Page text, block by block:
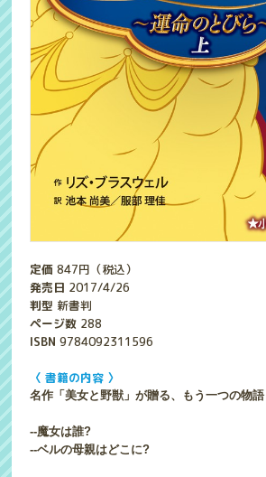
定価847円（税込）
発売日 2017/4/26
判型 新書判
ページ数 288
ISBN9784092311596
〈 書籍の内容 〉
名作「美女と野獣」が贈る、もう一つの物語
--魔女は誰?
--ベルの母親はどこに?